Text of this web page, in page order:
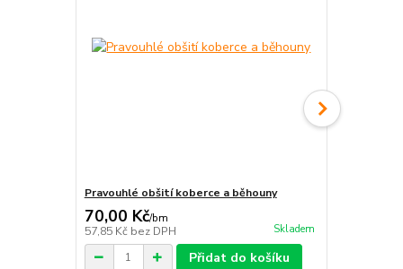
Pravouhlé obšití koberce a běhouny
70,00 Kč/bm
57,85 Kč bez DPH Skladem
Přidat do košíku